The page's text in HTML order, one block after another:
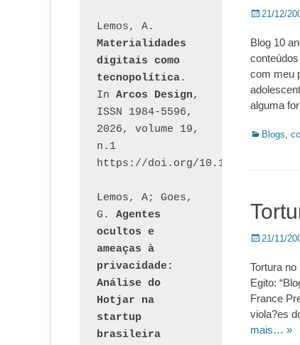
Posted
21/12/
Blog 10
com meu
alguma
Categorias:
Blogs,
Posted
21/11/
Tortura
Egito:
France
viola?es
mais… »
Materialidades
digitais como
tecnopolítica.
In Arcos Design,
ISSN 1984-5596,
2026, volume 19,
n.1
https://doi.org/10.12957/
Lemos, A; Goes,
G. Agentes
ocultos e
ameaças à
privacidade:
Análise do
Hotjar na
startup
brasileira